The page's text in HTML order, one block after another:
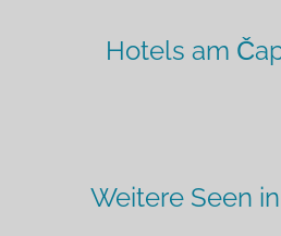
Hotels am
Weitere Seen